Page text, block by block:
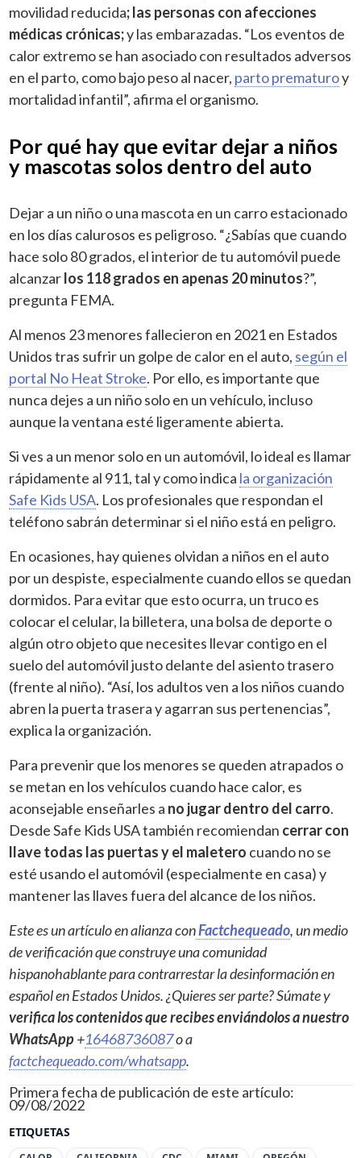
ETIQUETAS
movilidad reducida; las personas con afecciones
médicas crónicas;y las embarazadas. “Los eventos de
calor extremo se han asociado con resultados adversos
en el parto, como bajo peso al nacer, parto prematuroy
mortalidad infantil”, afirma el organismo.
Por qué hay que evitar dejar a niños
y mascotas solos dentro del auto
Dejar a un niño o una mascota en un carro estacionado
en los días calurosos es peligroso. “¿Sabías que cuando
hace solo 80 grados, el interior de tu automóvil puede
alcanzarlos 118 grados en apenas 20 minutos?”,
pregunta FEMA.
Al menos 23 menores fallecieron en 2021 en Estados
Unidos tras sufrir un golpe de calor en el auto, según el
portal No Heat Stroke. Por ello, es importante que
nunca dejes a un niño solo en un vehículo, incluso
aunque la ventana esté ligeramente abierta.
Si ves a un menor solo en un automóvil, lo ideal es llamar
rápidamente al 911, tal y como indica la organización
Safe Kids USA. Los profesionales que respondan el
teléfono sabrán determinar si el niño está en peligro.
En ocasiones, hay quienes olvidan a niños en el auto
por un despiste, especialmente cuando ellos se quedan
dormidos. Para evitar que esto ocurra, un truco es
colocar el celular, la billetera, una bolsa de deporte o
algún otro objeto que necesites llevar contigo en el
suelo del automóvil justo delante del asiento trasero
(frente al niño). “Así, los adultos ven a los niños cuando
abren la puerta trasera y agarran sus pertenencias”,
explica la organización.
Para prevenir que los menores se queden atrapados o
se metan en los vehículos cuando hace calor, es
aconsejable enseñarles a no jugar dentro del carro.
Desde Safe Kids USA también recomiendan cerrar con
llave todas las puertas y el maletero cuando no se
esté usando el automóvil (especialmente en casa) y
mantener las llaves fuera del alcance de los niños.
Este es un artículo en alianza conFactchequeado, un medio
de verificación que construye una comunidad
hispanohablante para contrarrestar la desinformación en
español en Estados Unidos. ¿Quieres ser parte? Súmate y
verifica los contenidos que recibes enviándolos a nuestro
WhatsApp+16468736087o a
factchequeado.com/whatsapp.
Primera fecha de publicación de este artículo:
09/08/2022